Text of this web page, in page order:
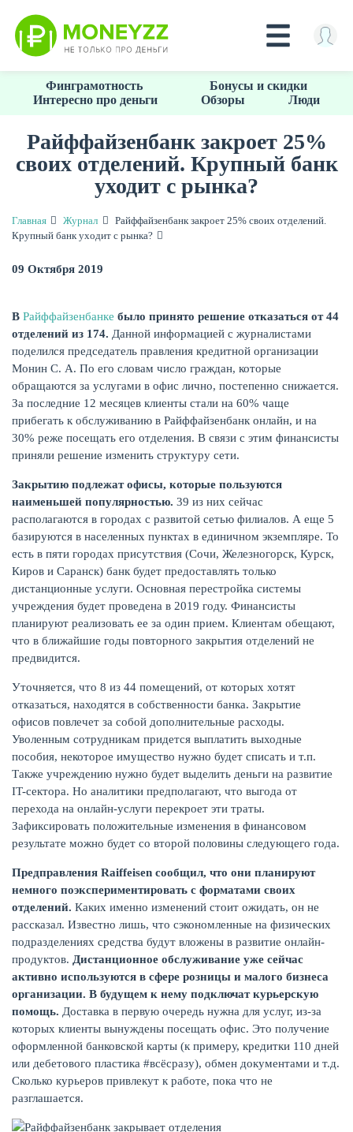
основному
содержанию
КРЕДИТЫ
КАРТЫ
ЗАЙМЫ
НАКОПЛЕНИЯ
РЕЙТИНГ БАНКОВ
Финграмотность
Бонусы и скидки
Интересно про деньги
Обзоры Люди
Райффайзенбанк закроет 25%
своих отделений. Крупный банк
уходит с рынка?
Главная Журнал
Райффайзенбанк закроет 25% своих отделений.
Крупный банк уходит с рынка?
09 Октября 2019
В Райффайзенбанке было принято решение отказаться от 44
отделений из 174. Данной информацией с журналистами
поделился председатель правления кредитной организации
Монин С. А. По его словам число граждан, которые
обращаются за услугами в офис лично, постепенно снижается.
За последние 12 месяцев клиенты стали на 60% чаще
прибегать к обслуживанию в Райффайзенбанк онлайн, и на
30% реже посещать его отделения. В связи с этим финансисты
приняли решение изменить структуру сети.
Закрытию подлежат офисы, которые пользуются
наименьшей популярностью. 39 из них сейчас
располагаются в городах с развитой сетью филиалов. А еще 5
базируются в населенных пунктах в единичном экземпляре. То
есть в пяти городах присутствия (Сочи, Железногорск, Курск,
Киров и Саранск) банк будет предоставлять только
дистанционные услуги. Основная перестройка системы
учреждения будет проведена в 2019 году. Финансисты
планируют реализовать ее за один прием. Клиентам обещают,
что в ближайшие годы повторного закрытия отделений не
предвидится.
Уточняется, что 8 из 44 помещений, от которых хотят
отказаться, находятся в собственности банка. Закрытие
офисов повлечет за собой дополнительные расходы.
Уволенным сотрудникам придется выплатить выходные
пособия, некоторое имущество нужно будет списать и т.п.
Также учреждению нужно будет выделить деньги на развитие
IT-сектора. Но аналитики предполагают, что выгода от
перехода на онлайн-услуги перекроет эти траты.
Зафиксировать положительные изменения в финансовом
результате можно будет со второй половины следующего года.
Предправления Raiffeisen сообщил, что они планируют
немного поэкспериментировать с форматами своих
отделений. Каких именно изменений стоит ожидать, он не
рассказал. Известно лишь, что сэкономленные на физических
подразделениях средства будут вложены в развитие онлайн-
продуктов. Дистанционное обслуживание уже сейчас
активно используются в сфере розницы и малого бизнеса
организации. В будущем к нему подключат курьерскую
помощь. Доставка в первую очередь нужна для услуг, из-за
которых клиенты вынуждены посещать офис. Это получение
оформленной банковской карты (к примеру, кредитки 110 дней
или дебетового пластика #всёсразу), обмен документами и т.д.
Сколько курьеров привлекут к работе, пока что не
разглашается.